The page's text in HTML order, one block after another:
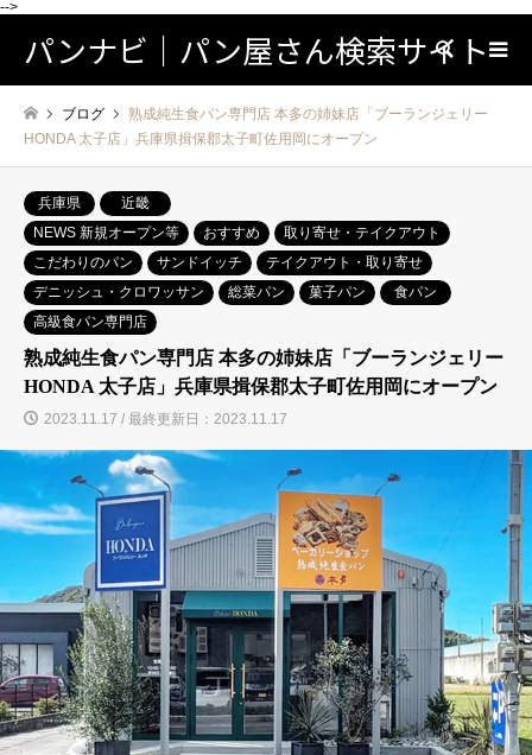
-->
パンナビ｜パン屋さん検索サイト検索
ブログ
熟成純生食パン専門店 本多の姉妹店「ブーランジェリー
HONDA 太子店」兵庫県揖保郡太子町佐用岡にオープン
兵庫県
近畿
NEWS 新規オープン等
おすすめ
取り寄せ・テイクアウト
こだわりのパン
サンドイッチ
テイクアウト・取り寄せ
デニッシュ・クロワッサン
総菜パン 菓子パン
食パン
高級食パン専門店
熟成純生食パン専門店 本多の姉妹店「ブーランジェリー
HONDA 太子店」兵庫県揖保郡太子町佐用岡にオープン
2023.11.17 / 最終更新日：2023.11.17